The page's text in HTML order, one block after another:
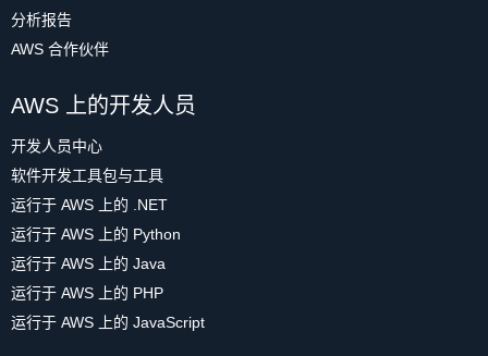
分析报告
AWS 合作伙伴
AWS 上的开发人员
开发人员中心
软件开发工具包与工具
运行于 AWS 上的 .NET
运行于 AWS 上的 Python
运行于 AWS 上的 Java
运行于 AWS 上的 PHP
运行于 AWS 上的 JavaScript